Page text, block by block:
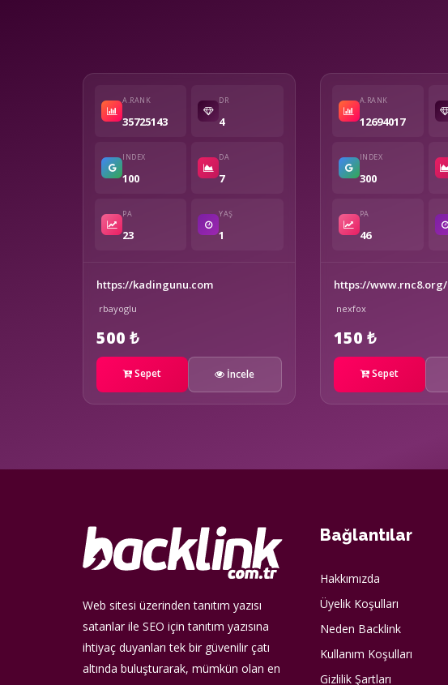
A.RANK
35725143
DR
4
INDEX
100
DA
7
PA
23
YAŞ
1
https://kadingunu.com
rbayoglu
500 ₺
Sepet İncele
A.RANK
12694017
INDEX
300
PA
46
https://www.rnc8.org/
nexfox
150 ₺
Sepet
Web sitesi üzerinden tanıtım yazısı
satanlar ile SEO için tanıtım yazısına
ihtiyaç duyanları tek bir güvenilir çatı
altında buluşturarak, mümkün olan en
Bağlantılar
Hakkımızda
Üyelik Koşulları
Neden Backlink
Kullanım Koşulları
Gizlilik Şartları